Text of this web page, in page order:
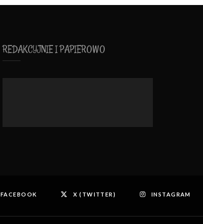
REDAKCYJNIE I PAPIEROWO
FACEBOOK X (TWITTER) INSTAGRAM